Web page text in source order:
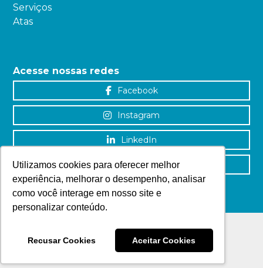
Utilizamos cookies para oferecer melhor
experiência, melhorar o desempenho, analisar
como você interage em nosso site e
personalizar conteúdo.
Recusar Cookies Aceitar Cookies
Serviços
Atas
Acesse nossas redes
Facebook
Instagram
LinkedIn
YouTube